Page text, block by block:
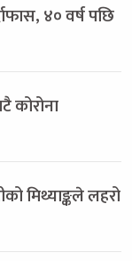
४० वर्ष पछि
कोरोना
मिथ्याङ्कले लहरो